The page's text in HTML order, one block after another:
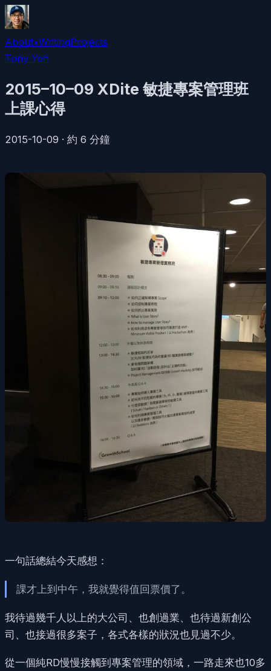
About•WritingProjects
Tony Yeh
2015–10–09 XDite 敏捷專案管理班
上課心得
2015-10-09 · 約 6 分鐘
一句話總結今天感想：
課才上到中午，我就覺得值回票價了。
我待過幾千人以上的大公司、也創過業、也待過新創公
司、也接過很多案子，各式各樣的狀況也見過不少。
從一個純RD慢慢接觸到專案管理的領域，一路走來也10多